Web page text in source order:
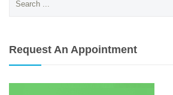
for:
Request An Appointment